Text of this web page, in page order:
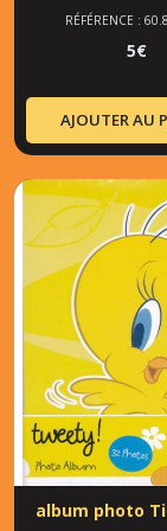
RÉFÉRENCE :
5€
AJOUTER AU
album photo